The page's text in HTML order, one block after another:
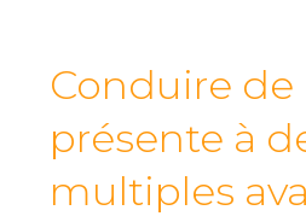
Conduire
présente à
multiples